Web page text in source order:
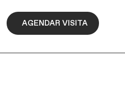
AGENDAR VISITA